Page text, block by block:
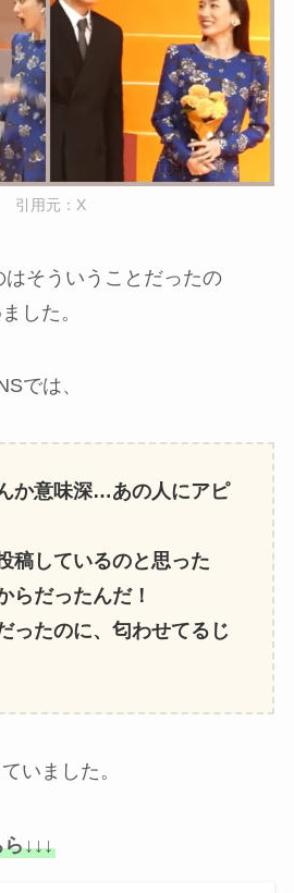
引用元：X
はそういうことだったの
した。
では、
か意味深…あの人にアピ
稿しているのと思った
らだったんだ！
ったのに、匂わせてるじ
いました。
↓↓↓